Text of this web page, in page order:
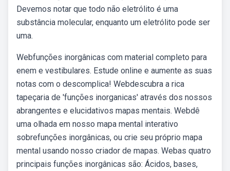
Devemos notar que todo não eletrólito é uma
substância molecular, enquanto um eletrólito pode ser
uma.
Webfunções inorgânicas com material completo para
enem e vestibulares. Estude online e aumente as suas
notas com o descomplica! Webdescubra a rica
tapeçaria de 'funções inorganicas' através dos nossos
abrangentes e elucidativos mapas mentais. Webdê
uma olhada em nosso mapa mental interativo
sobrefunções inorgânicas, ou crie seu próprio mapa
mental usando nosso criador de mapas. Webas quatro
principais funções inorgânicas são: Ácidos, bases,